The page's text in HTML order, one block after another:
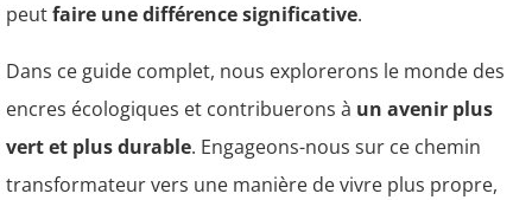
peutfaire une différence significative.
Dans ce guide complet, nous explorerons le monde des
encres écologiques et contribuerons à un avenir plus
vert et plus durable. Engageons-nous sur ce chemin
transformateur vers une manière de vivre plus propre,